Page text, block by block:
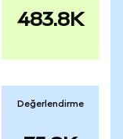
483.8K
Değerlendirme